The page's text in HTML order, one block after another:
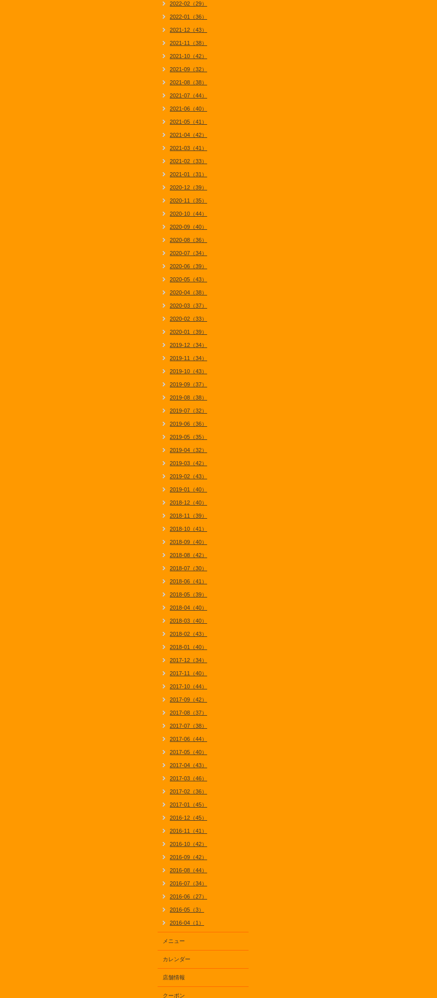
2022-02（29）
2022-01（36）
2021-12（43）
2021-11（38）
2021-10（42）
2021-09（32）
2021-08（38）
2021-07（44）
2021-06（40）
2021-05（41）
2021-04（42）
2021-03（41）
2021-02（33）
2021-01（31）
2020-12（39）
2020-11（35）
2020-10（44）
2020-09（40）
2020-08（36）
2020-07（34）
2020-06（39）
2020-05（43）
2020-04（38）
2020-03（37）
2020-02（33）
2020-01（39）
2019-12（34）
2019-11（34）
2019-10（43）
2019-09（37）
2019-08（38）
2019-07（32）
2019-06（36）
2019-05（35）
2019-04（32）
2019-03（42）
2019-02（43）
2019-01（40）
2018-12（40）
2018-11（39）
2018-10（41）
2018-09（40）
2018-08（42）
2018-07（30）
2018-06（41）
2018-05（39）
2018-04（40）
2018-03（40）
2018-02（43）
2018-01（40）
2017-12（34）
2017-11（40）
2017-10（44）
2017-09（42）
2017-08（37）
2017-07（38）
2017-06（44）
2017-05（40）
2017-04（43）
2017-03（46）
2017-02（36）
2017-01（45）
2016-12（45）
2016-11（41）
2016-10（42）
2016-09（42）
2016-08（44）
2016-07（34）
2016-06（27）
2016-05（3）
2016-04（1）
メニュー
カレンダー
店舗情報
クーポン